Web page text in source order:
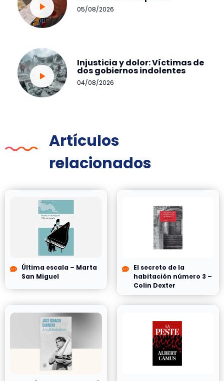
05/08/2026
Injusticia y dolor: Víctimas de
dos gobiernos indolentes
04/08/2026
Artículos
relacionados
Última escala – Marta
San Miguel
El secreto de la
habitación número 3 –
Colin Dexter